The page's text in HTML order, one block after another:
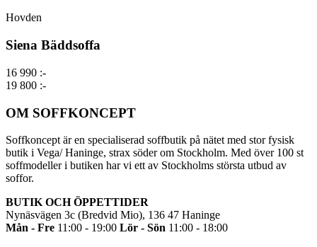
Hovden
Siena Bäddsoffa
16 990 :-
19 800 :-
OM SOFFKONCEPT
Soffkoncept är en specialiserad soffbutik på nätet med stor fysisk
butik i Vega/ Haninge, strax söder om Stockholm. Med över 100 st
soffmodeller i butiken har vi ett av Stockholms största utbud av
soffor.
BUTIK OCH ÖPPETTIDER
Nynäsvägen 3c (Bredvid Mio), 136 47 Haninge
Mån - Fre 11:00 - 19:00 Lör - Sön 11:00 - 18:00